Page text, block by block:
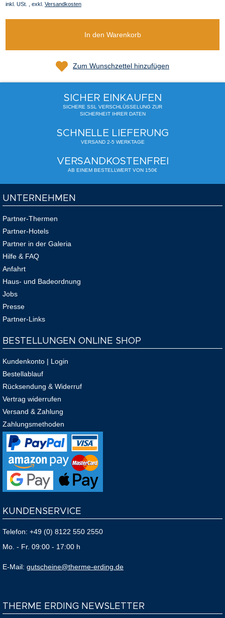
inkl. USt. , exkl. Versandkosten
In den Warenkorb
Zum Wunschzettel hinzufügen
SICHER EINKAUFEN
SICHERE SSL VERSCHLÜSSELUNG ZUR
SICHERHEIT IHRER DATEN
SCHNELLE LIEFERUNG
VERSAND 2-5 WERKTAGE
VERSANDKOSTENFREI
AB EINEM BESTELLWERT VON 150€
UNTERNEHMEN
Partner-Thermen
Partner-Hotels
Partner in der Galeria
Hilfe & FAQ
Anfahrt
Haus- und Badeordnung
Jobs
Presse
Partner-Links
BESTELLUNGEN ONLINE SHOP
Kundenkonto | Login
Bestellablauf
Rücksendung & Widerruf
Vertrag widerrufen
Versand & Zahlung
Zahlungsmethoden
KUNDENSERVICE
Telefon: +49 (0) 8122 550 2550
Mo. - Fr. 09:00 - 17:00 h
E-Mail: gutscheine@therme-erding.de
THERME ERDING NEWSLETTER